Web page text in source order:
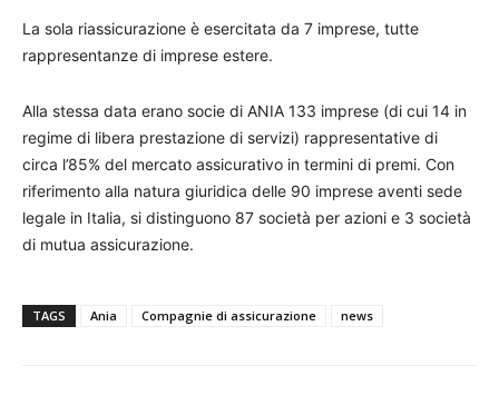
La sola riassicurazione è esercitata da 7 imprese, tutte
rappresentanze di imprese estere.
Alla stessa data erano socie di ANIA 133 imprese (di cui 14 in
regime di libera prestazione di servizi) rappresentative di
circa l’85% del mercato assicurativo in termini di premi. Con
riferimento alla natura giuridica delle 90 imprese aventi sede
legale in Italia, si distinguono 87 società per azioni e 3 società
di mutua assicurazione.
TAGS Ania Compagnie di assicurazione news